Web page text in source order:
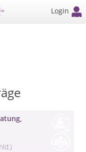
Login